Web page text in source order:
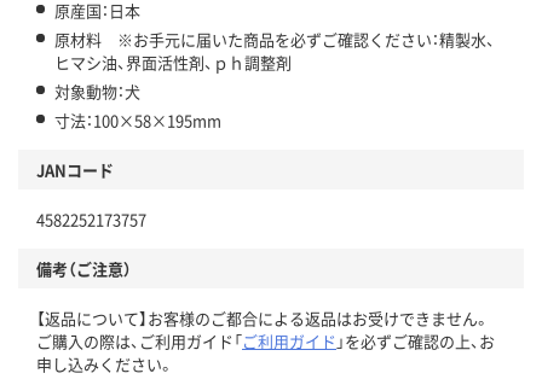
原産国：日本
原材料 ※お手元に届いた商品を必ずご確認ください：精製水、
ヒマシ油、界面活性剤、ｐｈ調整剤
対象動物：犬
寸法：100×58×195mm
JANコード
4582252173757
備考（ご注意）
【返品について】お客様のご都合による返品はお受けできません。
ご購入の際は、ご利用ガイド「ご利用ガイド 」を必ずご確認の上、お
申し込みください。